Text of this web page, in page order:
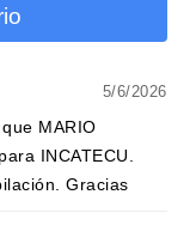
5/6/2026
MARIO
INCATECU.
Gracias